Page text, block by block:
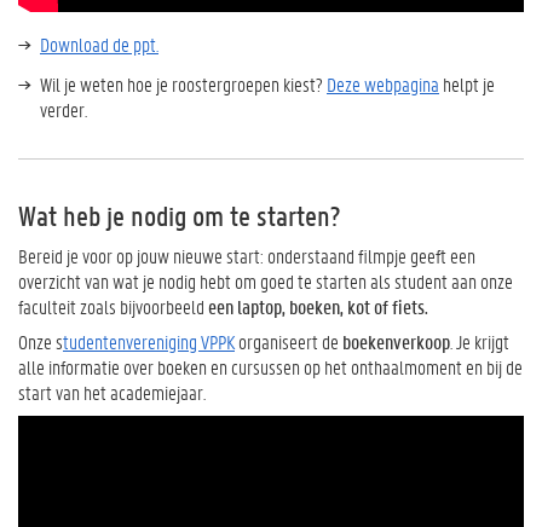
Download de ppt.
Wil je weten hoe je roostergroepen kiest? Deze webpagina helpt je
verder.
Wat heb je nodig om te starten?
Bereid je voor op jouw nieuwe start: onderstaand filmpje geeft een
overzicht van wat je nodig hebt om goed te starten als student aan onze
faculteit zoals bijvoorbeeldeen laptop, boeken, kot of fiets.
Onze studentenvereniging VPPKorganiseert de boekenverkoop . Je krijgt
alle informatie over boeken en cursussen op het onthaalmoment en bij de
start van het academiejaar.